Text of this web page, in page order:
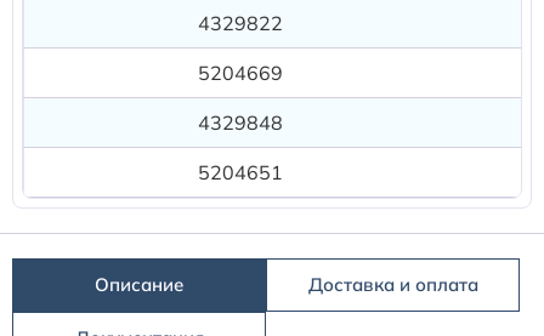
4329822
5204669
4329848
5204651
Описание Доставка и оплата